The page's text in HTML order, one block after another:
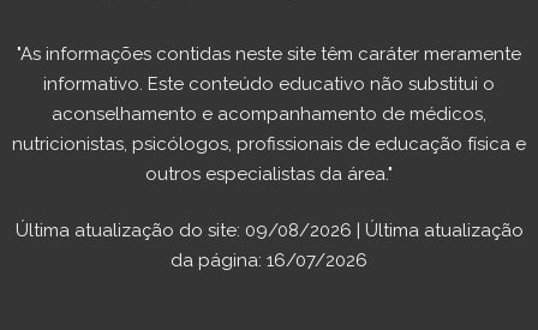
"As informações contidas neste site têm caráter meramente
informativo. Este conteúdo educativo não substitui o
aconselhamento e acompanhamento de médicos,
nutricionistas, psicólogos, profissionais de educação física e
outros especialistas da área."
Última atualização do site: 09/08/2026 | Última atualização
da página: 16/07/2026